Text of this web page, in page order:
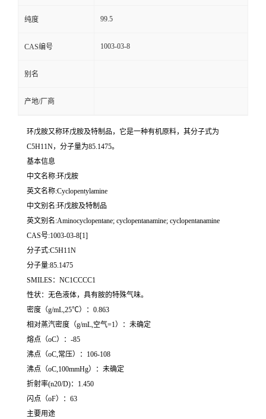
纯度 99.5
CAS编号 1003-03-8
别名
产地/厂商
环戊胺又称环戊胺及特制品，它是一种有机原料，其分子式为
C5H11N，分子量为85.1475。
基本信息
中文名称:环戊胺
英文名称:Cyclopentylamine
中文别名:环戊胺及特制品
英文别名:Aminocyclopentane; cyclopentanamine; cyclopentanamine
CAS号:1003-03-8[1]
分子式:C5H11N
分子量:85.1475
SMILES：NC1CCCC1
性状：无色液体，具有胺的特殊气味。
密度（g/mL,25℃）：0.863
相对蒸汽密度（g/mL,空气=1）：未确定
熔点（oC）：-85
沸点（oC,常压）：106-108
沸点（oC,100mmHg）：未确定
折射率(n20/D)：1.450
闪点（oF）：63
主要用途